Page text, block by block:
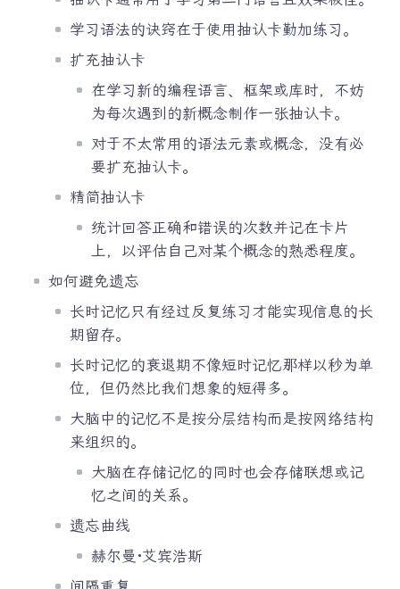
学习语法的诀窍在于使用抽认卡勤加练习。
扩充抽认卡
在学习新的编程语言、框架或库时，不妨
为每次遇到的新概念制作一张抽认卡。
对于不太常用的语法元素或概念，没有必
要扩充抽认卡。
精简抽认卡
统计回答正确和错误的次数并记在卡片
上，以评估自己对某个概念的熟悉程度。
如何避免遗忘
长时记忆只有经过反复练习才能实现信息的长
期留存。
长时记忆的衰退期不像短时记忆那样以秒为单
位，但仍然比我们想象的短得多。
大脑中的记忆不是按分层结构而是按网络结构
来组织的。
大脑在存储记忆的同时也会存储联想或记
忆之间的关系。
遗忘曲线
赫尔曼·艾宾浩斯